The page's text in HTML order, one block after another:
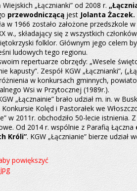
„Łącznianki” od 2008 r.
przewodniczącą jest Jolanta Żaczek.
w 1966 zostało założone przedszkole
w., składający się z wszystkich
folklor. Głównym jego celem
ludowych tego regionu.
repertuarze obrzędy: „Wesele
kapusty”. Zespół KGW „Łącznianki”,
w konkursach gminnych,
Wsi w Przytocznej (1989r.).
„Łącznainie” brało udział m. in. w
Kolęd i Pastorałek we
w 2011r. obchodziło 50-lecie
Od 2014 r. wspólnie z Parafią Łączna
Króli”. KGW „Łącznianie” bierze